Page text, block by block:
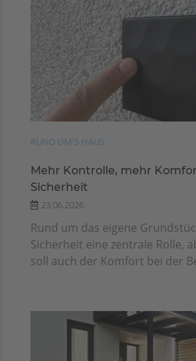
RUND UM'S HAUS
Mehr Kontrolle, mehr
Sicherheit
23.06.2026
Rund um das eigene
Sicherheit eine zentrale Rolle,
soll auch der Komfort bei der